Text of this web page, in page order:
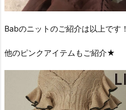
Babのニットのご紹介は以上です！
他のピンクアイテムもご紹介★